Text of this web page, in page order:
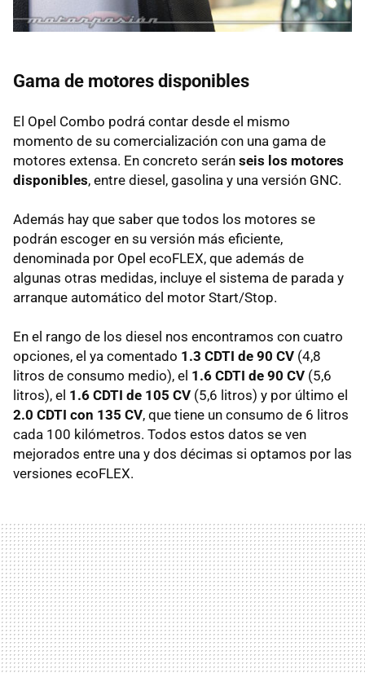
Gama de motores disponibles
El Opel Combo podrá contar desde el mismo
momento de su comercialización con una gama de
motores extensa. En concreto serán seis los motores
disponibles, entre diesel, gasolina y una versión GNC.
Además hay que saber que todos los motores se
podrán escoger en su versión más eficiente,
denominada por Opel ecoFLEX, que además de
algunas otras medidas, incluye el sistema de parada y
arranque automático del motor Start/Stop.
En el rango de los diesel nos encontramos con cuatro
opciones, el ya comentado 1.3 CDTI de 90 CV (4,8
litros de consumo medio), el 1.6 CDTI de 90 CV (5,6
litros), el 1.6 CDTI de 105 CV (5,6 litros) y por último el
2.0 CDTI con 135 CV, que tiene un consumo de 6 litros
cada 100 kilómetros. Todos estos datos se ven
mejorados entre una y dos décimas si optamos por las
versiones ecoFLEX.